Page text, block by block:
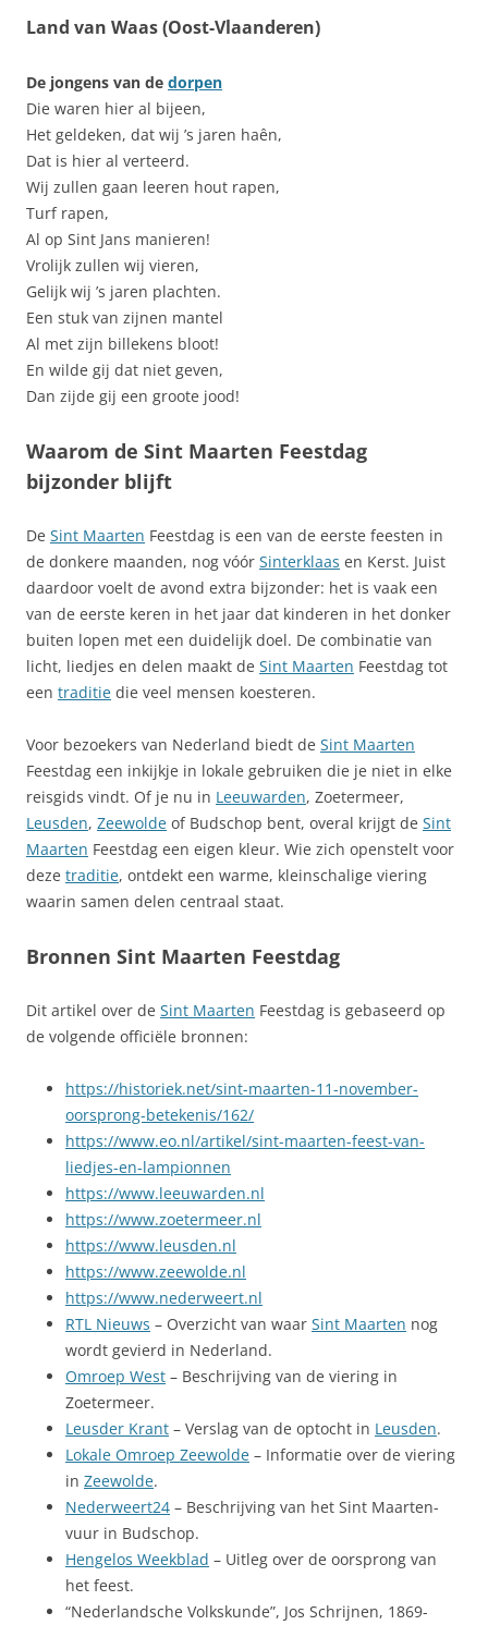
Land van Waas (Oost-Vlaanderen)
De jongens van de dorpen
Die waren hier al bijeen,
Het geldeken, dat wij ’s jaren haên,
Dat is hier al verteerd.
Wij zullen gaan leeren hout rapen,
Turf rapen,
Al op Sint Jans manieren!
Vrolijk zullen wij vieren,
Gelijk wij ’s jaren plachten.
Een stuk van zijnen mantel
Al met zijn billekens bloot!
En wilde gij dat niet geven,
Dan zijde gij een groote jood!
Waarom de Sint Maarten Feestdag
bijzonder blijft
De Sint Maarten Feestdag is een van de eerste feesten in
de donkere maanden, nog vóór Sinterklaas en Kerst. Juist
daardoor voelt de avond extra bijzonder: het is vaak een
van de eerste keren in het jaar dat kinderen in het donker
buiten lopen met een duidelijk doel. De combinatie van
licht, liedjes en delen maakt de Sint Maarten Feestdag tot
een traditie die veel mensen koesteren.
Voor bezoekers van Nederland biedt de Sint Maarten
Feestdag een inkijkje in lokale gebruiken die je niet in elke
reisgids vindt. Of je nu in Leeuwarden, Zoetermeer,
Leusden, Zeewolde of Budschop bent, overal krijgt de Sint
Maarten Feestdag een eigen kleur. Wie zich openstelt voor
deze traditie, ontdekt een warme, kleinschalige viering
waarin samen delen centraal staat.
Bronnen Sint Maarten Feestdag
Dit artikel over de Sint Maarten Feestdag is gebaseerd op
de volgende officiële bronnen:
https://historiek.net/sint-maarten-11-november-
oorsprong-betekenis/162/
https://www.eo.nl/artikel/sint-maarten-feest-van-
liedjes-en-lampionnen
https://www.leeuwarden.nl
https://www.zoetermeer.nl
https://www.leusden.nl
https://www.zeewolde.nl
https://www.nederweert.nl
RTL Nieuws – Overzicht van waar Sint Maarten nog
wordt gevierd in Nederland.
Omroep West – Beschrijving van de viering in
Zoetermeer.
Leusder Krant – Verslag van de optocht in Leusden.
Lokale Omroep Zeewolde – Informatie over de viering
in Zeewolde.
Nederweert24 – Beschrijving van het Sint Maarten-
vuur in Budschop.
Hengelos Weekblad – Uitleg over de oorsprong van
het feest.
“Nederlandsche Volkskunde”, Jos Schrijnen, 1869-